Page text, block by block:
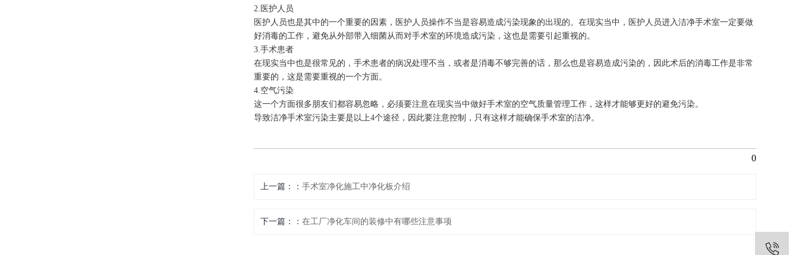
2.医护人员
医护人员也是其中的一个重要的因素，医护人员操作不当是容易造成污染现象的出现的。在现实当中，医护人员进入洁净手术室一定要做
好消毒的工作，避免从外部带入细菌从而对手术室的环境造成污染，这也是需要引起重视的。
3.手术患者
在现实当中也是很常见的，手术患者的病况处理不当，或者是消毒不够完善的话，那么也是容易造成污染的，因此术后的消毒工作是非常
重要的，这是需要重视的一个方面。
4.空气污染
这一个方面很多朋友们都容易忽略，必须要注意在现实当中做好手术室的空气质量管理工作，这样才能够更好的避免污染。
导致洁净手术室污染主要是以上4个途径，因此要注意控制，只有这样才能确保手术室的洁净。
0
上一篇： 手术室净化施工中净化板介绍
下一篇： 在工厂净化车间的装修中有哪些注意事项